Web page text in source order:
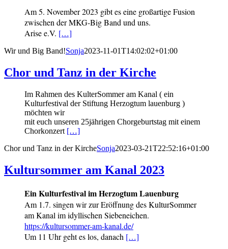
Am 5. November 2023 gibt es eine großartige Fusion
zwischen der MKG-Big Band und uns.
Arise e.V. […]
Wir und Big Band!Sonja2023-11-01T14:02:02+01:00
Chor und Tanz in der Kirche
Im Rahmen des KulterSommer am Kanal ( ein
Kulturfestival der Stiftung Herzogtum lauenburg )
möchten wir
mit euch unseren 25jährigen Chorgeburtstag mit einem
Chorkonzert […]
Chor und Tanz in der KircheSonja2023-03-21T22:52:16+01:00
Kultursommer am Kanal 2023
Ein Kulturfestival im Herzogtum Lauenburg
Am 1.7. singen wir zur Eröffnung des KulturSommer
am Kanal im idyllischen Siebeneichen.
https://kultursommer-am-kanal.de/
Um 11 Uhr geht es los, danach […]